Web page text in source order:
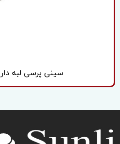
سینی پرسی لبه دار W 40*30